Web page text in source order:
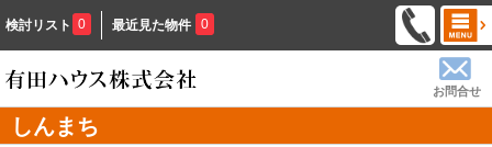
検討リスト 0 最近見た物件 0
お問合せ
しんまち